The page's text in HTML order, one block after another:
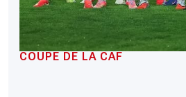
COUPE DE LA CAF